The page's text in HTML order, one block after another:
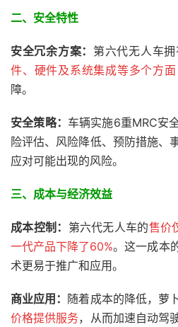
二、安全特性
安全冗余方案： 第六代无人车拥
件、硬件及系统集成等多个方面
障。
安全策略： 车辆实施6重MRC安
险评估、风险降低、预防措施、
应对可能出现的风险。
三、 成本与经济效益
成本控制： 第六代无人车的售价
一代产品下降了60%。这一成本
术更易于推广和应用。
商业应用： 随着成本的降低，萝
价格提供服务，从而加速自动驾